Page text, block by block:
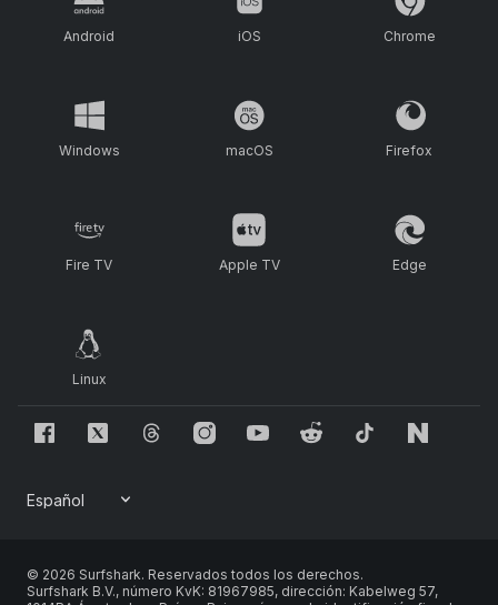
Android iOS Chrome
Windows macOS Firefox
Fire TV Apple TV Edge
Linux
© 2026 Surfshark. Reservados todos los derechos.
Surfshark B.V., número KvK: 81967985, dirección: Kabelweg 57,